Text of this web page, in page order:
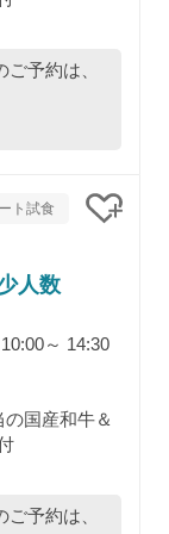
予約は、
ト試食
人数
～ 14:30
国産和牛＆
予約は、